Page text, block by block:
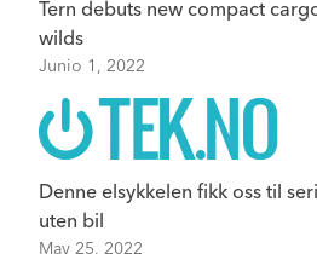
Tern debuts new compact
wilds
Junio 1, 2022
Denne elsykkelen fikk oss til
uten bil
May 25, 2022